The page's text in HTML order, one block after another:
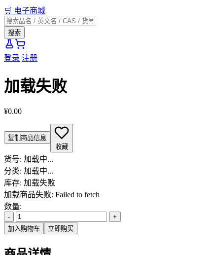
🛒 电子商城
搜索
登录 注册
加载失败
¥0.00
复制商品信息
收藏
货号: 加载中...
分类: 加载中...
库存: 加载失败
加载商品失败: Failed to fetch
数量:
-
+
加入购物车
立即购买